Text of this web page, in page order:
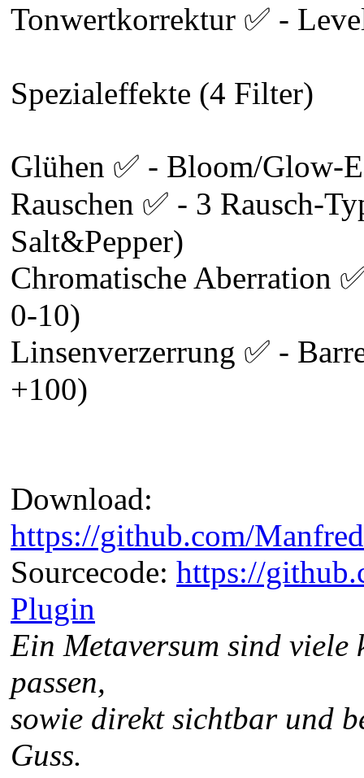
Tonwertkorrektur ✅ -
Spezialeffekte (4 Filter)
Glühen ✅ - Bloom/Glow-
Rauschen ✅ - 3 Rausch-
Salt&Pepper)
Chromatische Aberration
0-10)
Linsenverzerrung ✅ -
+100)
Download:
https://github.com/
Sourcecode: https://
Plugin
Ein Metaversum sind
passen,
sowie direkt sichtbar und
Guss.